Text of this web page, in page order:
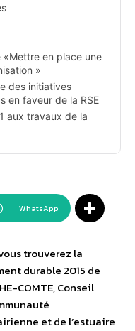
«Mettre en place une
»
des initiatives
en faveur de la RSE
aux travaux de la
WhatsApp
trouverez la
durable 2015 de
COMTE, Conseil
et de l’estuaire